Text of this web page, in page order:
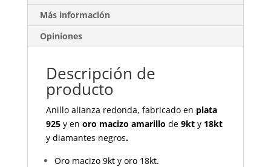
Más información
Opiniones
Descripción de
producto
Anillo alianza redonda, fabricado en plata
925y en oro macizo amarillo de9kt y18kt
y diamantes negros.
Oro macizo 9kt y oro 18kt.